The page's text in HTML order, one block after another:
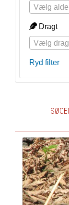
Vælg
Dragt
Vælg
Ryd filter